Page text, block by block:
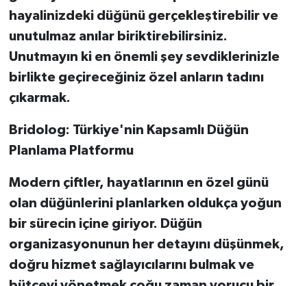
hayalinizdeki düğünü gerçekleştirebilir ve
unutulmaz anılar biriktirebilirsiniz.
Unutmayın ki en önemli şey sevdiklerinizle
birlikte geçireceğiniz özel anların tadını
çıkarmak.
Bridolog: Türkiye'nin Kapsamlı Düğün
Planlama Platformu
Modern çiftler, hayatlarının en özel günü
olan düğünlerini planlarken oldukça yoğun
bir sürecin içine giriyor. Düğün
organizasyonunun her detayını düşünmek,
doğru hizmet sağlayıcılarını bulmak ve